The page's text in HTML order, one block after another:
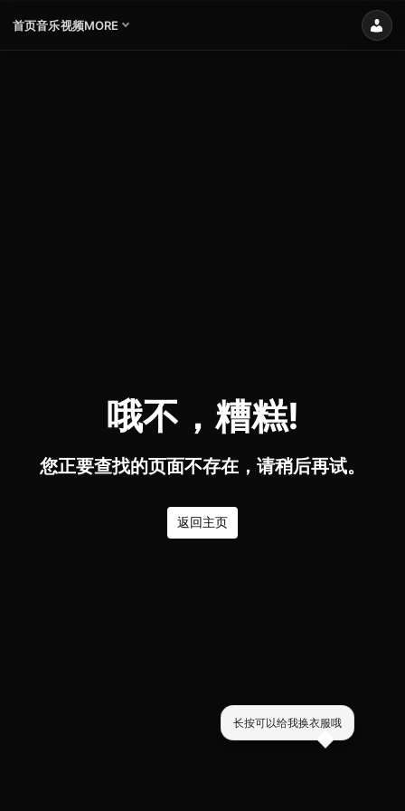
首页音乐视频MORE
哦不，糟糕!
您正要查找的页面不存在，请稍后再试。
返回主页
长按可以给我换衣服哦